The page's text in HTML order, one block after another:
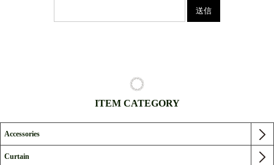
ITEM CATEGORY
Accessories
Curtain